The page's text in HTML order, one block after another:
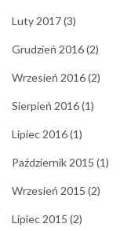
Luty 2017(3)
Grudzień 2016(2)
Wrzesień 2016(2)
Sierpień 2016(1)
Lipiec 2016(1)
Październik 2015 (1)
Wrzesień 2015 (2)
Lipiec 2015 (2)